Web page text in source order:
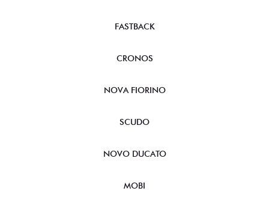
FASTBACK
CRONOS
NOVA FIORINO
SCUDO
NOVO DUCATO
MOBI